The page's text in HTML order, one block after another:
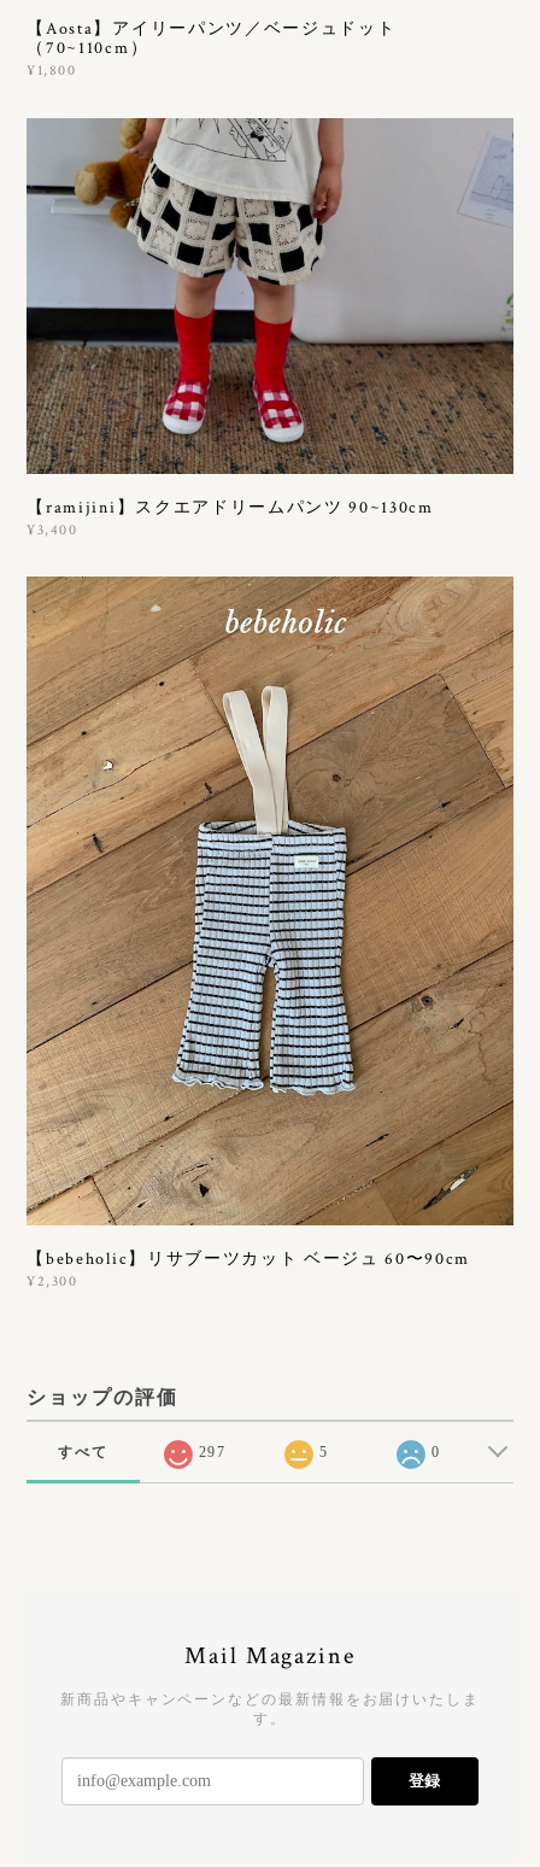
【Aosta】アイリーパンツ／ベージュドット
（70~110cm）
¥1,800
【ramijini】スクエアドリームパンツ 90~130cm
¥3,400
【bebeholic】リサブーツカット ベージュ 60〜90cm
¥2,300
ショップの評価
すべて 297 5 0
Mail Magazine
新商品やキャンペーンなどの最新情報をお届けいたしま
す。
登録